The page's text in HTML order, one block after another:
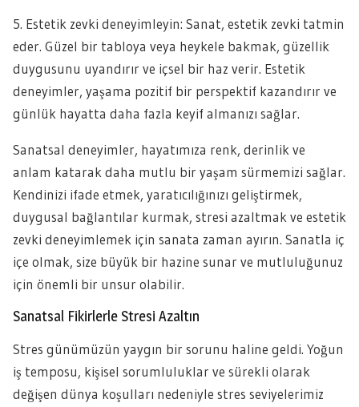
5. Estetik zevki deneyimleyin: Sanat, estetik zevki tatmin
eder. Güzel bir tabloya veya heykele bakmak, güzellik
duygusunu uyandırır ve içsel bir haz verir. Estetik
deneyimler, yaşama pozitif bir perspektif kazandırır ve
günlük hayatta daha fazla keyif almanızı sağlar.
Sanatsal deneyimler, hayatımıza renk, derinlik ve
anlam katarak daha mutlu bir yaşam sürmemizi sağlar.
Kendinizi ifade etmek, yaratıcılığınızı geliştirmek,
duygusal bağlantılar kurmak, stresi azaltmak ve estetik
zevki deneyimlemek için sanata zaman ayırın. Sanatla iç
içe olmak, size büyük bir hazine sunar ve mutluluğunuz
için önemli bir unsur olabilir.
Sanatsal Fikirlerle Stresi Azaltın
Stres günümüzün yaygın bir sorunu haline geldi. Yoğun
iş temposu, kişisel sorumluluklar ve sürekli olarak
değişen dünya koşulları nedeniyle stres seviyelerimiz